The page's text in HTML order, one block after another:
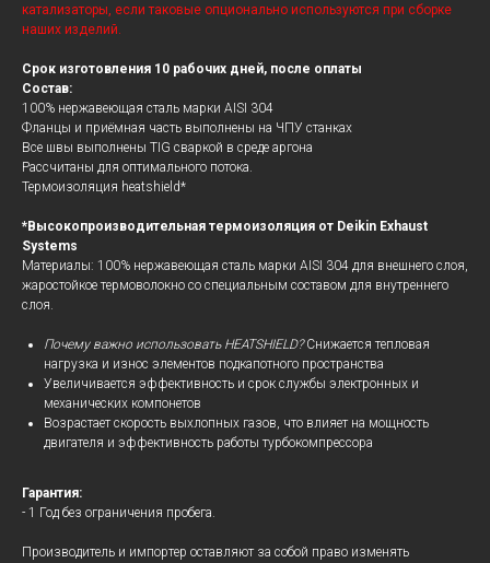
катализаторы, если таковые опционально используются при сборке
наших изделий.
Срок изготовления 10 рабочих дней, после оплаты
Состав:
100% нержавеющая сталь марки AISI 304
Фланцы и приёмная часть выполнены на ЧПУ станках
Все швы выполнены TIG сваркой в среде аргона
Рассчитаны для оптимального потока.
Термоизоляция heatshield*
*Высокопроизводительная термоизоляция от Deikin Exhaust
Systems
Материалы: 100% нержавеющая сталь марки AISI 304 для внешнего слоя,
жаростойкое термоволокно со специальным составом для внутреннего
слоя.
Почему важно использовать HEATSHIELD?Снижается тепловая
нагрузка и износ элементов подкапотного пространства
Увеличивается эффективность и срок службы электронных и
механических компонетов
Возрастает скорость выхлопных газов, что влияет на мощность
двигателя и эффективность работы турбокомпрессора
Гарантия:
- 1 Год без ограничения пробега.
Производитель и импортер оставляют за собой право изменять